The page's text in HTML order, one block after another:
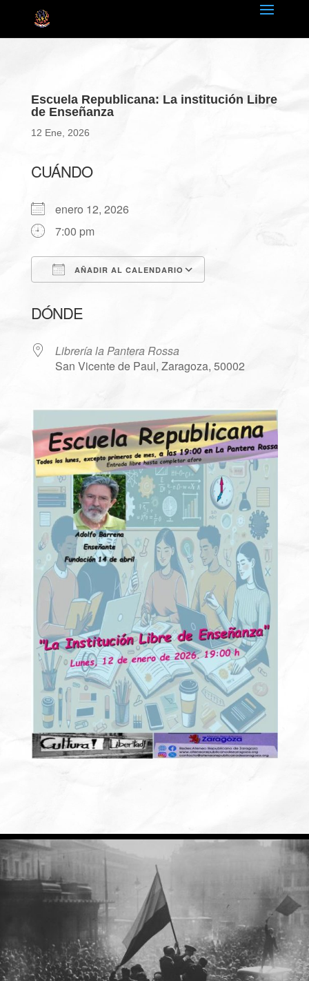
Escuela Republicana: La institución Libre
de Enseñanza
12 Ene, 2026
CUÁNDO
enero 12, 2026
7:00 pm
AÑADIR AL CALENDARIO
DÓNDE
Librería la Pantera Rossa
San Vicente de Paul, Zaragoza, 50002